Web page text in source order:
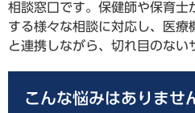
相談窓口です。保健師や保育士
する様々な相談に対応し、医療
と連携しながら、切れ目のない
こんな悩みはありませ